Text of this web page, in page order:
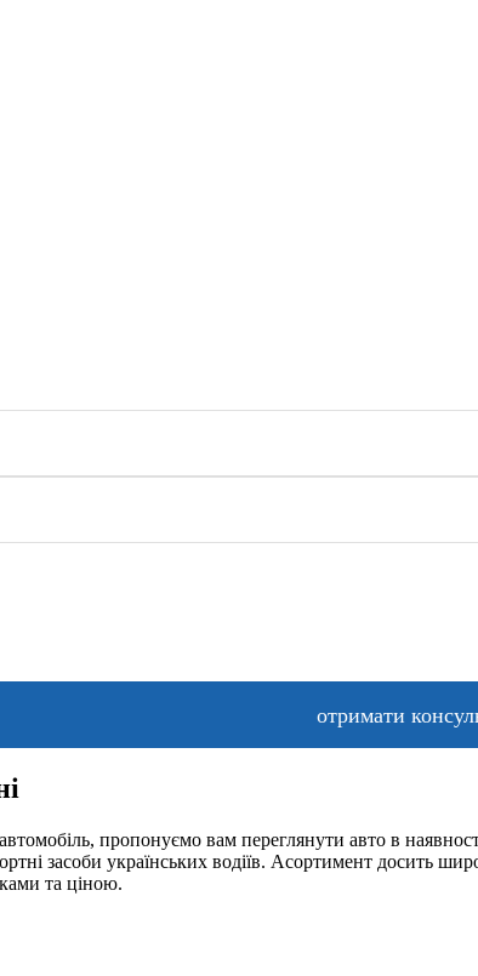
пропонуємо вам переглянути авто в
засоби українських водіїв. Асортимент досить
та ціною.